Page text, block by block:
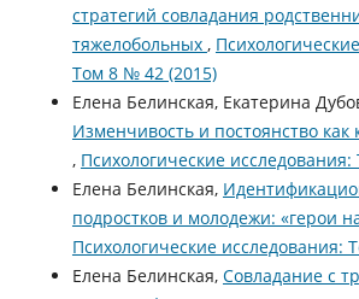
стратегий совладания
тяжелобольных ,
Том 8 № 42 (2015)
Елена Белинская, Екатерина
Изменчивость и постоянство как
, Психологические
Елена Белинская,
подростков и молодежи: «герои
Психологические исследования:
Елена Белинская, Совладание с